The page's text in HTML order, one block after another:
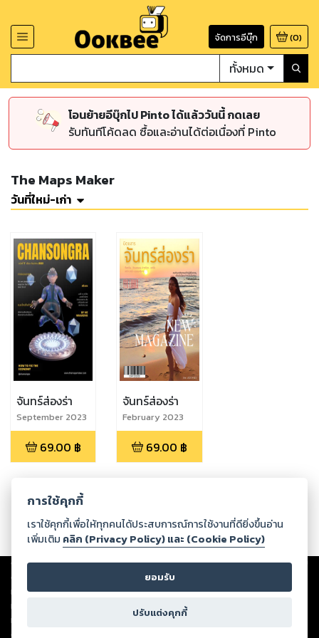
จัดการอีบุ๊ก (0)
ทั้งหมด
โอนย้ายอีบุ๊กไป Pinto ได้แล้ววันนี้ กดเลย
รับทันทีโค้ดลด ซื้อและอ่านได้ต่อเนื่องที่ Pinto
The Maps Maker
วันที่ใหม่-เก่า
จันทร์ส่องร่า
September 2023
69.00 ฿
จันทร์ส่องร่า
February 2023
69.00 ฿
Copyright ©2026Storylog Co., Ltd. - สตอรี่ล็อกขอสงวนสิทธิ์ไม่รับผิดชอบ
ต่อผลงานหรือเนื้อหาใดที่อัปโหลดผ่านเว็บไซต์และปรากฏว่าละเมิดสิทธิใน
ทรัพย์สินทางปัญญาของบุคคลอื่นหรือขัดต่อกฎหมายและศีลธรรม ดังนั้น ผู้อ่าน
ทุกท่านโปรดใช้วิจารณญาณในการกลั่นกรองด้วยตนเอง และหากท่านพบว่าส่วน
หนึ่งส่วนใดขัดต่อกฎหมายและศีลธรรม กรุณาแจ้งมายังบริษัท เพื่อทีมงานจะได้
ดำเนินการในทันที ทั้งนี้ ทางสตอรี่ล็อกขอสงวนลิขสิทธิ์ตามพระราชบัญญัติ
การใช้คุกกี้
เราใช้คุกกี้เพื่อให้ทุกคนได้ประสบการณ์การใช้งานที่ดียิ่งขึ้นอ่าน
เพิ่มเติม คลิก (Privacy Policy) และ (Cookie Policy)
ยอมรับ
ปรับแต่งคุกกี้